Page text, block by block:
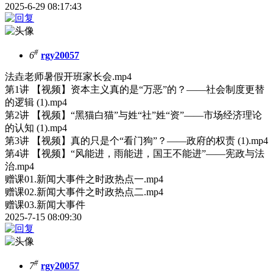
2025-6-29 08:17:43
6# rgy20057
法垚老师暑假开班家长会.mp4
第1讲 【视频】资本主义真的是“万恶”的？——社会制度更替
的逻辑 (1).mp4
第2讲 【视频】“黑猫白猫”与姓“社”姓“资”——市场经济理论
的认知 (1).mp4
第3讲 【视频】真的只是个“看门狗”？——政府的权责 (1).mp4
第4讲 【视频】“风能进，雨能进，国王不能进”——宪政与法
治.mp4
赠课01.新闻大事件之时政热点一.mp4
赠课02.新闻大事件之时政热点二.mp4
赠课03.新闻大事件
2025-7-15 08:09:30
7# rgy20057